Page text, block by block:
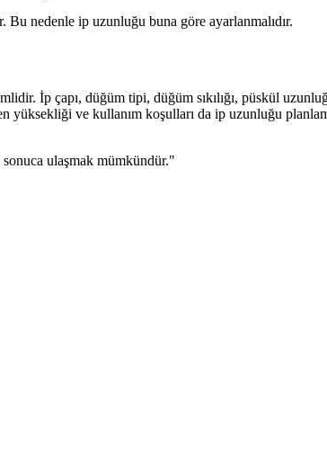
nedenle ip uzunluğu buna göre ayarlanmalıdır.
İp çapı, düğüm tipi, düğüm sıkılığı, püskül
ve kullanım koşulları da ip uzunluğu
ulaşmak mümkündür."